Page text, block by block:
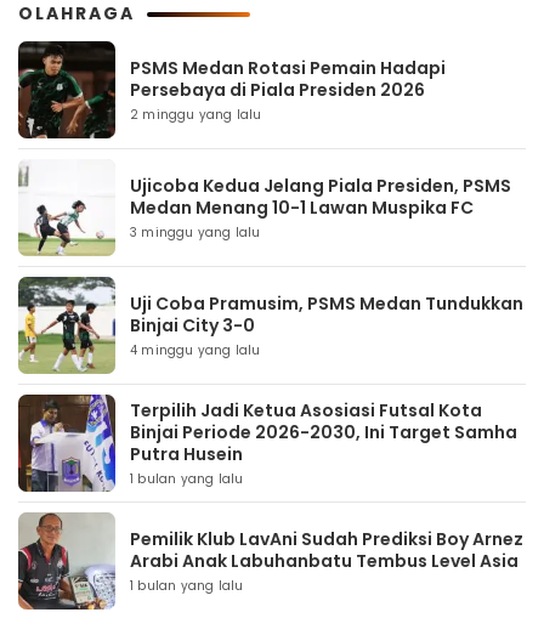
OLAHRAGA
PSMS Medan Rotasi Pemain Hadapi
Persebaya di Piala Presiden 2026
2 minggu yang lalu
Ujicoba Kedua Jelang Piala Presiden, PSMS
Medan Menang 10-1 Lawan Muspika FC
3 minggu yang lalu
Uji Coba Pramusim, PSMS Medan Tundukkan
Binjai City 3-0
4 minggu yang lalu
Terpilih Jadi Ketua Asosiasi Futsal Kota
Binjai Periode 2026-2030, Ini Target Samha
Putra Husein
1 bulan yang lalu
Pemilik Klub LavAni Sudah Prediksi Boy Arnez
Arabi Anak Labuhanbatu Tembus Level Asia
1 bulan yang lalu